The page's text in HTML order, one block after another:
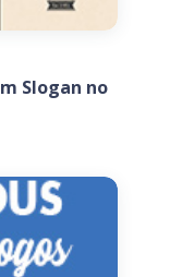
Slogan no